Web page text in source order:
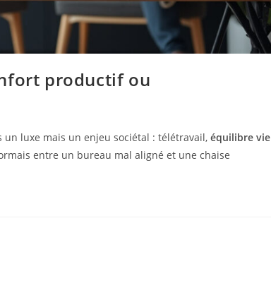
productif ou
un luxe mais un enjeu sociétal : télétravail, équilibre vie
entre un bureau mal aligné et une chaise